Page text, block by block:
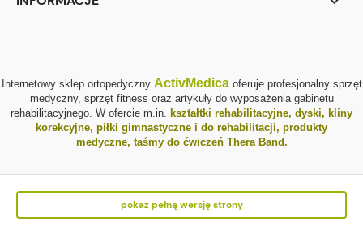
Internetowy sklep ortopedyczny ActivMedicaoferuje profesjonalny sprzęt
medyczny, sprzęt fitness oraz artykuły do wyposażenia gabinetu
rehabilitacyjnego. W ofercie m.in.
kształtki rehabilitacyjne, dyski, kliny
korekcyjne, piłki gimnastyczne i do rehabilitacji, produkty
medyczne, taśmy do ćwiczeń Thera Band.
pokaż pełną wersję strony